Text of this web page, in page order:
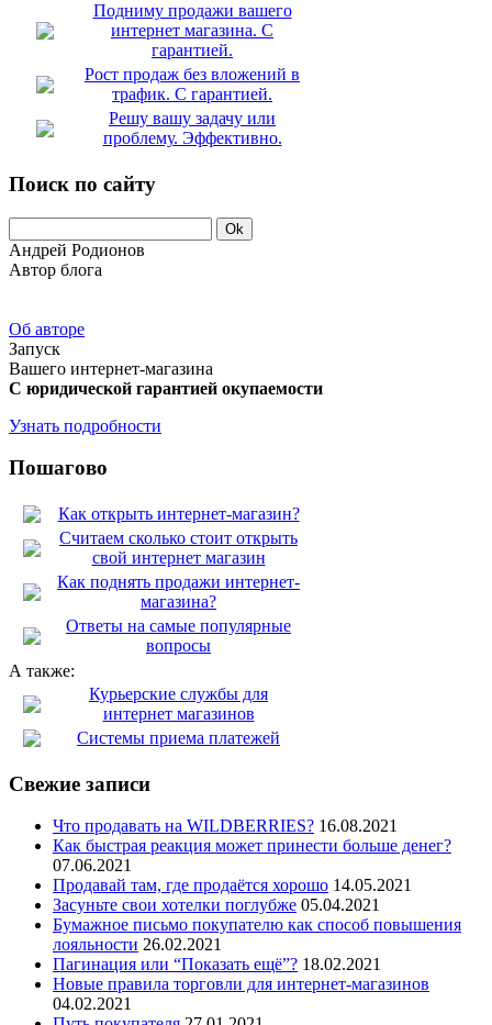
Подниму продажи вашего
интернет магазина. С
гарантией.
Рост продаж без вложений в
трафик. С гарантией.
Решу вашу задачу или
проблему. Эффективно.
Поиск по сайту
Андрей Родионов
Автор блога
Об авторе
Запуск
Вашего интернет-магазина
С юридической гарантией окупаемости
Узнать подробности
Пошагово
Как открыть интернет-магазин?
Считаем сколько стоит открыть
свой интернет магазин
Как поднять продажи интернет-
магазина?
Ответы на самые популярные
вопросы
А также:
Курьерские службы для
интернет магазинов
Системы приема платежей
Свежие записи
Что продавать на WILDBERRIES? 16.08.2021
Как быстрая реакция может принести больше денег?
07.06.2021
Продавай там, где продаётся хорошо 14.05.2021
Засуньте свои хотелки поглубже 05.04.2021
Бумажное письмо покупателю как способ повышения
лояльности 26.02.2021
Пагинация или “Показать ещё”? 18.02.2021
Новые правила торговли для интернет-магазинов
04.02.2021